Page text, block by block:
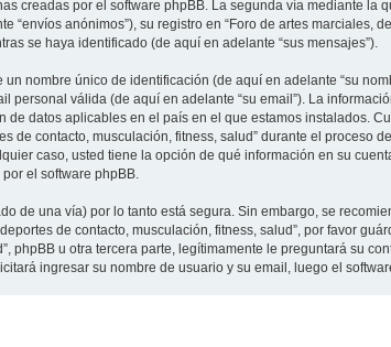
creadas por el software phpBB. La segunda vía mediante
“envíos anónimos”), su registro en “Foro de artes marciales,
se haya identificado (de aquí en adelante “sus mensajes”).
nombre único de identificación (de aquí en adelante “su
personal válida (de aquí en adelante “su email”). La
de datos aplicables en el país en el que estamos instalados.
de contacto, musculación, fitness, salud” durante el
caso, usted tiene la opción de qué información en su
el software phpBB.
de una vía) por lo tanto está segura. Sin embargo, se
de contacto, musculación, fitness, salud”, por favor
phpBB u otra tercera parte, legítimamente le preguntará su
ingresar su nombre de usuario y su email, luego el